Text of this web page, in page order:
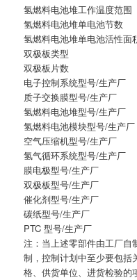
氢燃料电池堆工作温度范围
氢燃料电池堆单电池节数
氢燃料电池堆单电池活性面
双极板类型
双极板片数
电子控制系统型号/生产厂
质子交换膜型号/生产厂
氢燃料电池堆型号/生产厂
氢燃料电池模块型号/生产厂
空气压缩机型号/生产厂
氢气循环系统型号/生产厂
膜电极型号/生产厂
双极板型号/生产厂
催化剂型号/生产厂
碳纸型号/生产厂
PTC 型号/生产厂
注：当上述零部件由工厂自
制，控制计划中至少要包
格、供货单位、进货检验的